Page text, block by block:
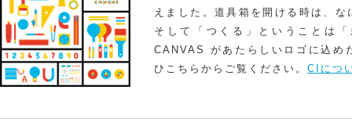
えました。道具箱を開ける時は、
そして「つくる」ということは
CANVAS があたらしいロゴに込め
ひこちらからご覧ください。 CIにつ